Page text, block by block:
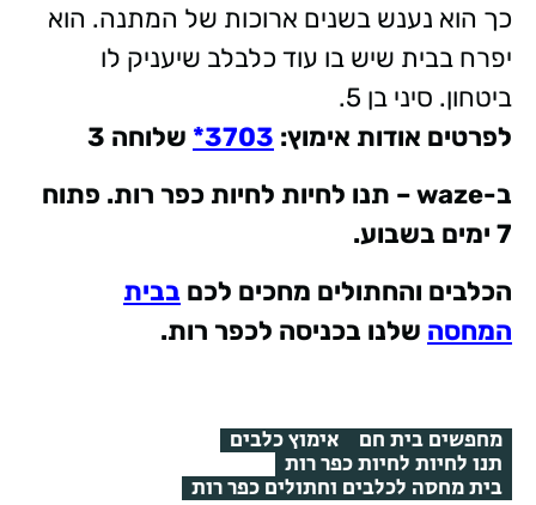
כך הוא נענש בשנים ארוכות של המתנה. הוא
יפרח בבית שיש בו עוד כלבלב שיעניק לו
ביטחון. סיני בן 5.
לפרטים אודות אימוץ:
3703* שלוחה 3
ב-waze –
תנו לחיות לחיות כפר רות. פתוח
7 ימים בשבוע
.
הכלבים והחתולים מחכים לכם בבית
המחסה שלנו בכניסה לכפר רות.
מחפשים בית חם אימוץ כלבים
תנו לחיות לחיות כפר רות
בית מחסה לכלבים וחתולים כפר רות